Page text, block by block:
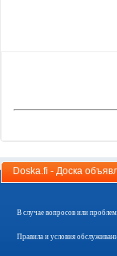
Doska.fi - Доска
В случае вопросов или
Правила и условия